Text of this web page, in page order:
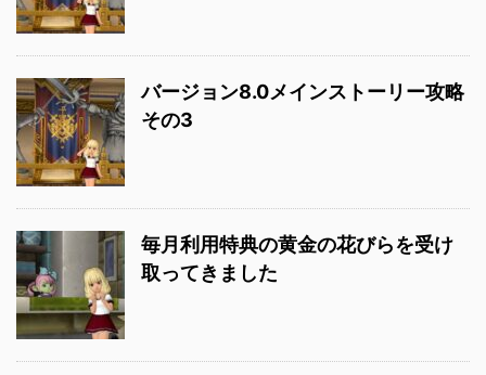
バージョン8.0メインストーリー攻略
その3
毎月利用特典の黄金の花びらを受け
取ってきました